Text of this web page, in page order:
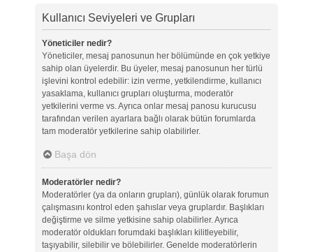
Kullanıcı Seviyeleri ve Grupları
Yöneticiler nedir?
Yöneticiler, mesaj panosunun her bölümünde en çok yetkiye
sahip olan üyelerdir. Bu üyeler, mesaj panosunun her türlü
işlevini kontrol edebilir: izin verme, yetkilendirme, kullanıcı
yasaklama, kullanıcı grupları oluşturma, moderatör
yetkilerini verme vs. Ayrıca onlar mesaj panosu kurucusu
tarafından verilen ayarlara bağlı olarak bütün forumlarda
tam moderatör yetkilerine sahip olabilirler.
Başa dön
Moderatörler nedir?
Moderatörler (ya da onların grupları), günlük olarak forumun
çalışmasını kontrol eden şahıslar veya gruplardır. Başlıkları
değiştirme ve silme yetkisine sahip olabilirler. Ayrıca
moderatör oldukları forumdaki başlıkları kilitleyebilir,
taşıyabilir, silebilir ve bölebilirler. Genelde moderatörlerin